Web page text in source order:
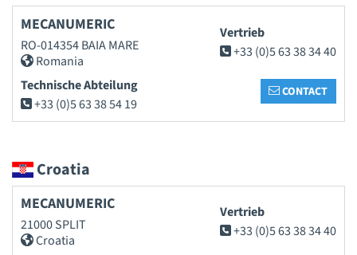
MECANUMERIC
RO-014354 BAIA MARE
Romania
Vertrieb
+33 (0)5 63 38 34 40
Technische Abteilung
+33 (0)5 63 38 54 19
CONTACT
Croatia
MECANUMERIC
21000 SPLIT
Croatia
Vertrieb
+33 (0)5 63 38 34 40